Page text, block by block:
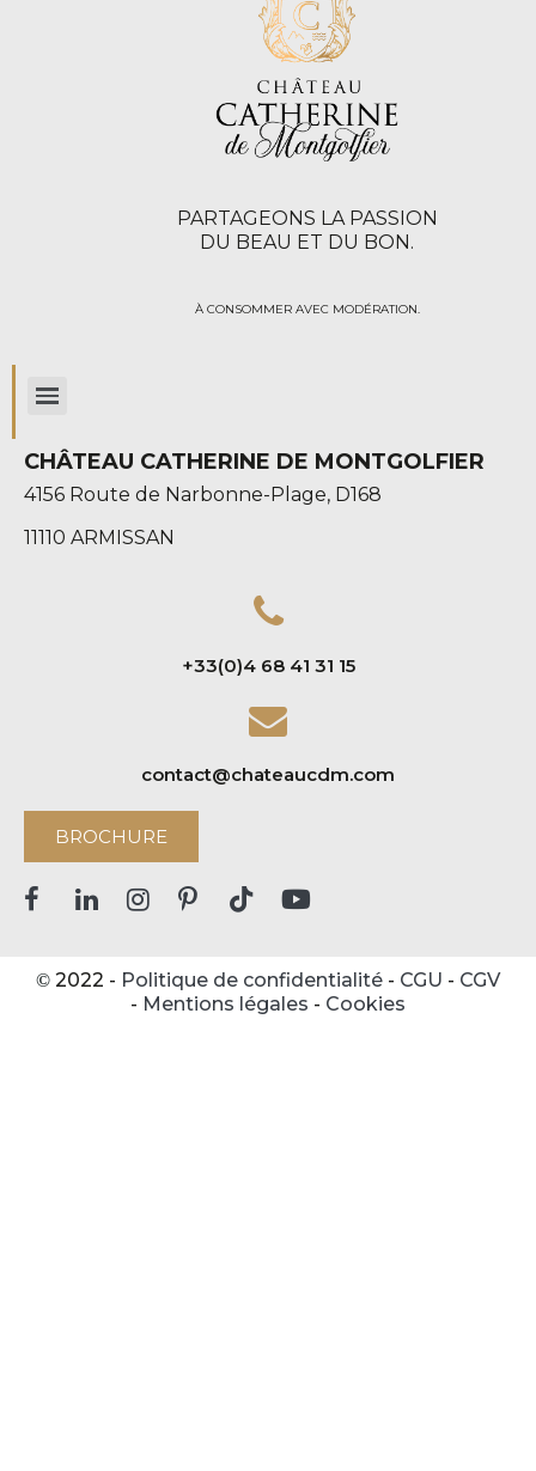
PARTAGEONS LA PASSION
DU BEAU ET DU BON.
À CONSOMMER AVEC MODÉRATION.
CHÂTEAU CATHERINE DE MONTGOLFIER
4156 Route de Narbonne-Plage, D168
11110 ARMISSAN
+33(0)4 68 41 31 15
contact@chateaucdm.com
BROCHURE
© 2022 - Politique de confidentialité - CGU - CGV
- Mentions légales - Cookies